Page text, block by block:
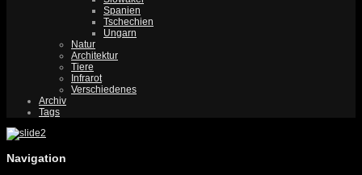
Spanien
Tschechien
Ungarn
Natur
Architektur
Tiere
Infrarot
Verschiedenes
Archiv
Tags
Navigation